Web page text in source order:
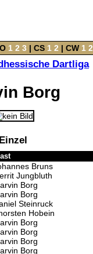
‌ 1 2 3| CS‌ 1 2 | CW‌ 1 2
Dartliga
Borg
Einzel
Bruns
Jungbluth
Borg
Borg
Steinruck
Hobein
Borg
Borg
Borg
Borg